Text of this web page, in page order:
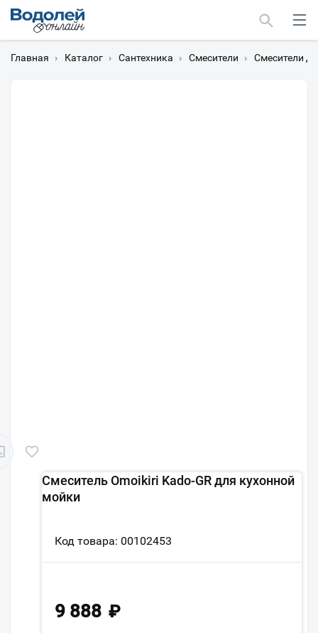
Главная › Каталог › Сантехника › Смесители › Смесители
Смеситель Omoikiri Kado-GR для кухонной
мойки
Код товара: 00102453
9 888 ₽